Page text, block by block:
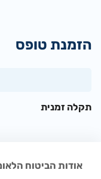
הזמנת טופס
תקלה זמנית
אודות הביטוח הלאומי